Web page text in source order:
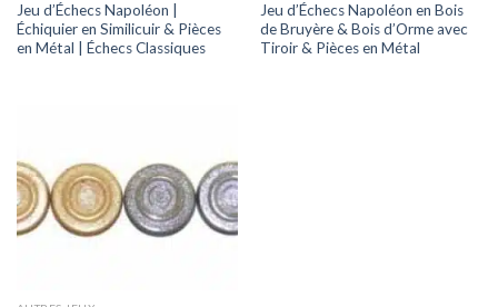
Jeu d’Échecs Napoléon |
Échiquier en Similicuir & Pièces
en Métal | Échecs Classiques
Jeu d’Échecs Napoléon en Bois
de Bruyère & Bois d’Orme avec
Tiroir & Pièces en Métal